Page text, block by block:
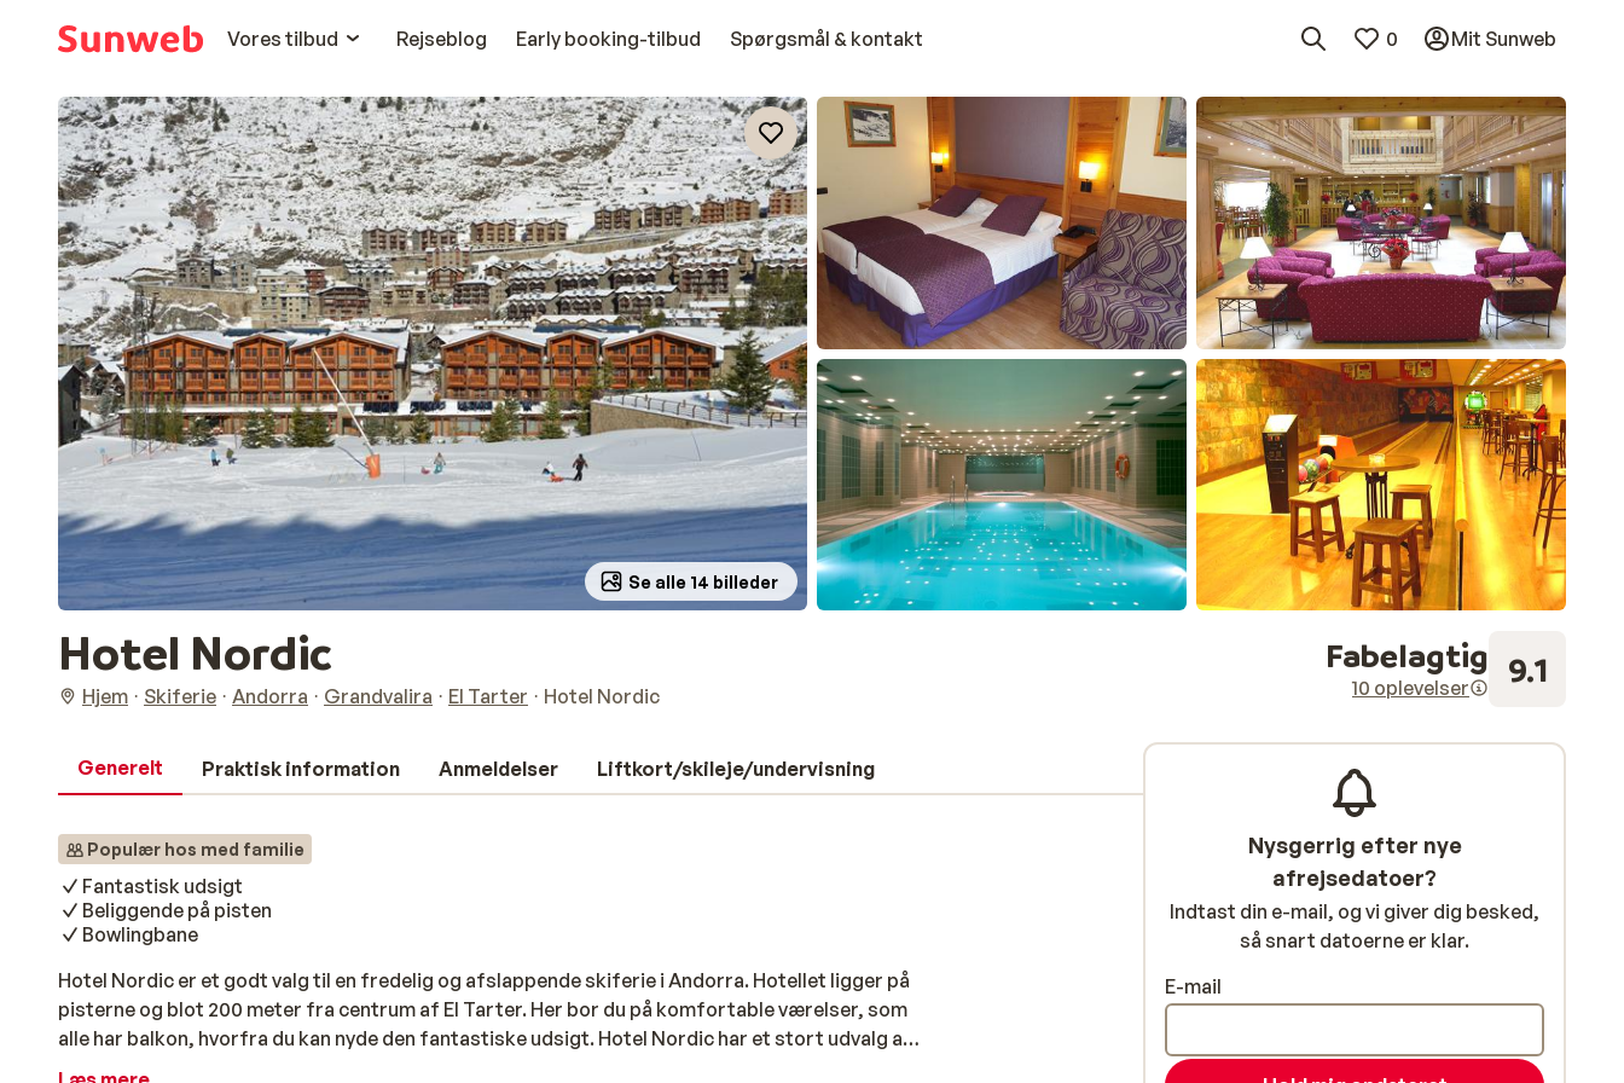
Vores tilbud
Rejseblog Early booking-tilbud Spørgsmål & kontakt 0 Mit Sunweb
Se alle 14 billeder
Hotel Nordic
Hjem Skiferie Andorra Grandvalira El Tarter Hotel Nordic
Fabelagtig
10 oplevelser 9.1
Generelt Praktisk information Anmeldelser Liftkort/skileje/undervisning
Populær hos med familie
Fantastisk udsigt
Beliggende på pisten
Bowlingbane
Hotel Nordic er et godt valg til en fredelig og afslappende skiferie i Andorra. Hotellet ligger på
pisterne og blot 200 meter fra centrum af El Tarter. Her bor du på komfortable værelser, som
alle har balkon, hvorfra du kan nyde den fantastiske udsigt. Hotel Nordic har et stort udvalg af
gode faciliteter, så uanset om du ønsker en svømmetur i den indendørs swimmingpool, vil
Nysgerrig efter nye
afrejsedatoer?
Indtast din e-mail, og vi giver dig besked,
så snart datoerne er klar.
E-mail